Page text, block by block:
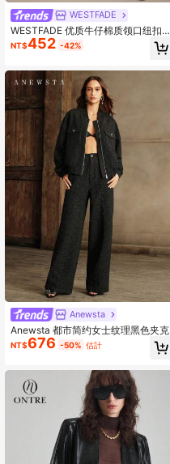
WESTFADE
WESTFADE 优质牛仔棉质领口纽扣前
西部刺绣短款卡车司机夹克纳什维尔
风格服装
NT$452 -42%
Anewsta
Anewsta 都市简约女士纹理黑色夹克
NT$676 -50% 估計